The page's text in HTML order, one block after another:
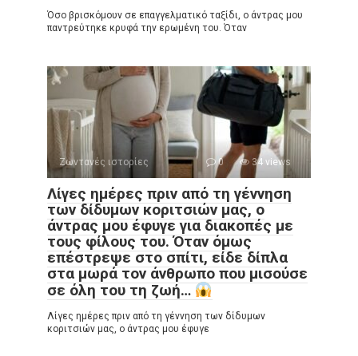
Όσο βρισκόμουν σε επαγγελματικό ταξίδι, ο άντρας μου
παντρεύτηκε κρυφά την ερωμένη του. Όταν
Ζωντανές ιστορίες 0 34 views
Λίγες ημέρες πριν από τη γέννηση
των δίδυμων κοριτσιών μας, ο
άντρας μου έφυγε για διακοπές με
τους φίλους του. Όταν όμως
επέστρεψε στο σπίτι, είδε δίπλα
στα μωρά τον άνθρωπο που μισούσε
σε όλη του τη ζωή…
Λίγες ημέρες πριν από τη γέννηση των δίδυμων
κοριτσιών μας, ο άντρας μου έφυγε